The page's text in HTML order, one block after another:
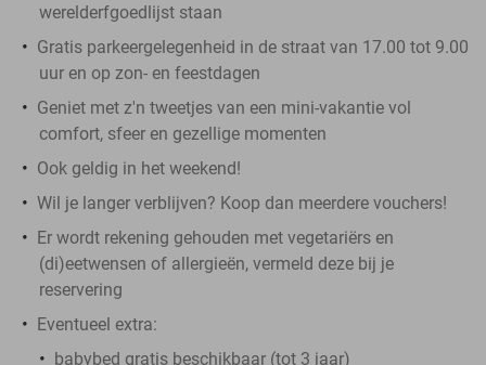
werelderfgoedlijst staan
Gratis parkeergelegenheid in de straat van 17.00 tot 9.00
uur en op zon- en feestdagen
Geniet met z'n tweetjes van een mini-vakantie vol
comfort, sfeer en gezellige momenten
Ook geldig in het weekend!
Wil je langer verblijven? Koop dan meerdere vouchers!
Er wordt rekening gehouden met vegetariërs en
(di)eetwensen of allergieën, vermeld deze bij je
reservering
Eventueel extra:
babybed gratis beschikbaar (tot 3 jaar)